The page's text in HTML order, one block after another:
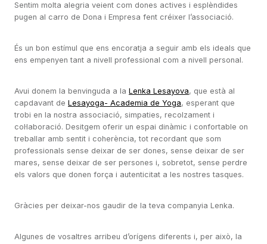
Sentim molta alegria veient com dones actives i esplèndides
pugen al carro de Dona i Empresa fent créixer l’associació.
És un bon estímul que ens encoratja a seguir amb els ideals que
ens empenyen tant a nivell professional com a nivell personal.
Avui donem la benvinguda a la Lenka Lesayova, que està al
capdavant de Lesayoga- Academia de Yoga, esperant que
trobi en la nostra associació, simpaties, recolzament i
col·laboració. Desitgem oferir un espai dinàmic i confortable on
treballar amb sentit i coherència, tot recordant que som
professionals sense deixar de ser dones, sense deixar de ser
mares, sense deixar de ser persones i, sobretot, sense perdre
els valors que donen força i autenticitat a les nostres tasques.
Gràcies per deixar-nos gaudir de la teva companyia Lenka.
Algunes de vosaltres arribeu d’orígens diferents i, per això, la